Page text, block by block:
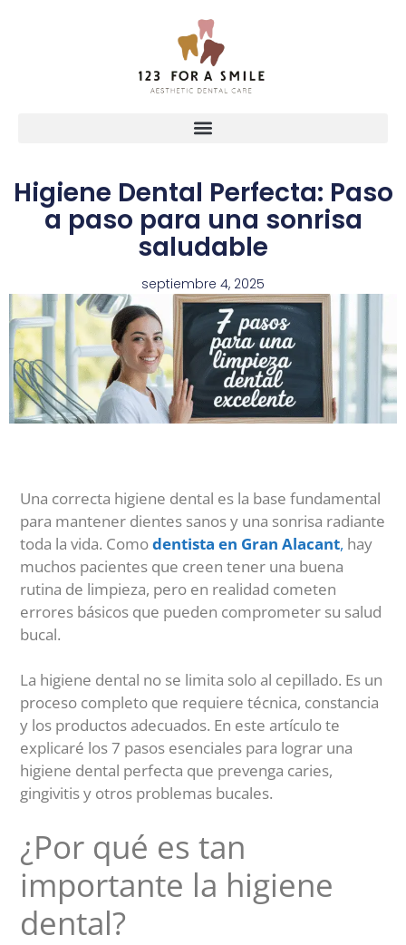
Higiene Dental Perfecta: Paso
a paso para una sonrisa
saludable
septiembre 4, 2025
Una correcta higiene dental es la base fundamental
para mantener dientes sanos y una sonrisa radiante
toda la vida. Comodentista en Gran Alacant, hay
muchos pacientes que creen tener una buena
rutina de limpieza, pero en realidad cometen
errores básicos que pueden comprometer su salud
bucal.
La higiene dental no se limita solo al cepillado. Es un
proceso completo que requiere técnica, constancia
y los productos adecuados. En este artículo te
explicaré los 7 pasos esenciales para lograr una
higiene dental perfecta que prevenga caries,
gingivitis y otros problemas bucales.
¿Por qué es tan
importante la higiene
dental?